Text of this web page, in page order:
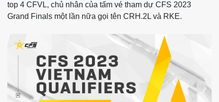
top 4 CFVL, chủ nhân của tấm vé tham dự CFS 2023
Grand Finals một lần nữa gọi tên CRH.2L và RKE.